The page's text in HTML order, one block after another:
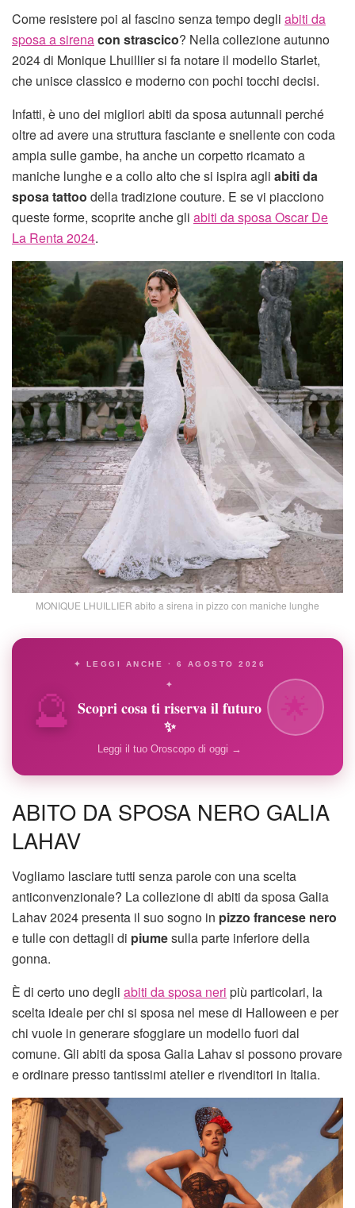
Come resistere poi al fascino senza tempo degli abiti da
sposa a sirenacon strascico? Nella collezione autunno
2024 di Monique Lhuillier si fa notare il modello Starlet,
che unisce classico e moderno con pochi tocchi decisi.
Infatti, è uno dei migliori abiti da sposa autunnali perché
oltre ad avere una struttura fasciante e snellente con coda
ampia sulle gambe, ha anche un corpetto ricamato a
maniche lunghe e a collo alto che si ispira agli abiti da
sposa tattoo della tradizione couture. E se vi piacciono
queste forme, scoprite anche gli abiti da sposa Oscar De
La Renta 2024.
MONIQUE LHUILLIER abito a sirena in pizzo con maniche lunghe
🔮
✦ LEGGI ANCHE · 6 AGOSTO 2026
✦
Scopri cosa ti riserva il futuro
✨
Leggi il tuo Oroscopo di oggi →
ABITO DA SPOSA NERO GALIA
LAHAV
Vogliamo lasciare tutti senza parole con una scelta
anticonvenzionale? La collezione di abiti da sposa Galia
Lahav 2024 presenta il suo sogno in pizzo francese nero
e tulle con dettagli di piumesulla parte inferiore della
gonna.
È di certo uno degli abiti da sposa neri più particolari, la
scelta ideale per chi si sposa nel mese di Halloween e per
chi vuole in generare sfoggiare un modello fuori dal
comune. Gli abiti da sposa Galia Lahav si possono provare
e ordinare presso tantissimi atelier e rivenditori in Italia.